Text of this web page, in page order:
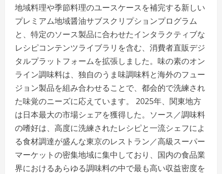
地域料理や季節料理のユースケースを補完する新しい
プレミアム地域醤油サブスクリプションプログラム
と、特定のソース製品に合わせたインタラクティブな
レシピコンテンツライブラリを含む、消費者直販デジ
タルプラットフォームを拡張しました。味の素のオン
ライン調味料は、独自のうま味調味料と海外のフュー
ジョン製品を組み合わせることで、都会的で洗練され
た味覚のニーズに応えています。 2025年、関東地方
は日本最大の市場シェアを獲得した。ソース／調味料
の嗜好は、高度に洗練されたレシピと一流シェフによ
る食材調達が盛んな東京のレストラン／高級スーパー
マーケットの密集地域に集中しており、国内の食品業
界におけるあらゆる調味料の中で最も高い収益密度を